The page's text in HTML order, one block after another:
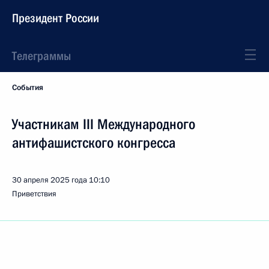
Президент России
Телеграммы
События
Участникам III Международного
антифашистского конгресса
30 апреля 2025 года 10:10
Приветствия